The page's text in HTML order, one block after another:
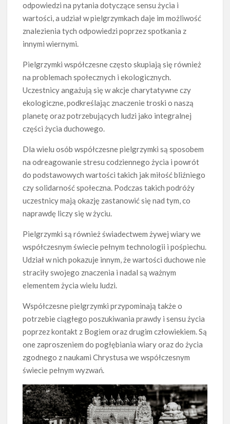
odpowiedzi na pytania dotyczące sensu życia i
wartości, a udział w pielgrzymkach daje im możliwość
znalezienia tych odpowiedzi poprzez spotkania z
innymi wiernymi.
Pielgrzymki współczesne często skupiają się również
na problemach społecznych i ekologicznych.
Uczestnicy angażują się w akcje charytatywne czy
ekologiczne, podkreślając znaczenie troski o naszą
planetę oraz potrzebujących ludzi jako integralnej
części życia duchowego.
Dla wielu osób współczesne pielgrzymki są sposobem
na odreagowanie stresu codziennego życia i powrót
do podstawowych wartości takich jak miłość bliźniego
czy solidarność społeczna. Podczas takich podróży
uczestnicy mają okazję zastanowić się nad tym, co
naprawdę liczy się w życiu.
Pielgrzymki są również świadectwem żywej wiary we
współczesnym świecie pełnym technologii i pośpiechu.
Udział w nich pokazuje innym, że wartości duchowe nie
straciły swojego znaczenia i nadal są ważnym
elementem życia wielu ludzi.
Współczesne pielgrzymki przypominają także o
potrzebie ciągłego poszukiwania prawdy i sensu życia
poprzez kontakt z Bogiem oraz drugim człowiekiem. Są
one zaproszeniem do pogłębiania wiary oraz do życia
zgodnego z naukami Chrystusa we współczesnym
świecie pełnym wyzwań.